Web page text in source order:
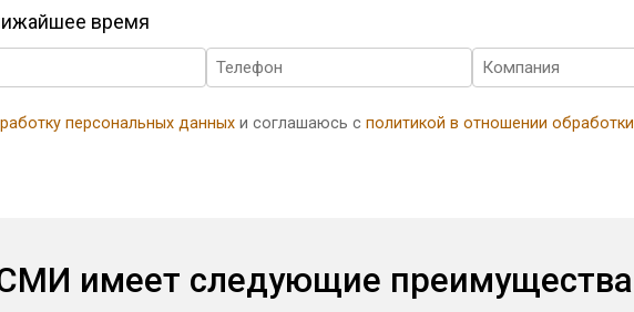
время
персональных данных и соглашаюсь сполитикой в отношении обработки
имеет следующие преимущества